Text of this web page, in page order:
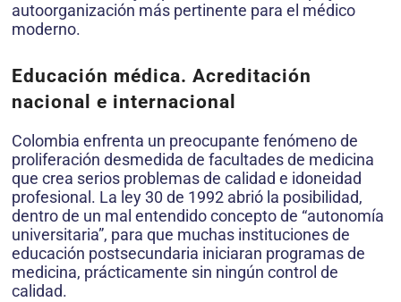
autoorganización más pertinente para el médico
moderno.
Educación médica. Acreditación
nacional e internacional
Colombia enfrenta un preocupante fenómeno de
proliferación desmedida de facultades de medicina
que crea serios problemas de calidad e idoneidad
profesional. La ley 30 de 1992 abrió la posibilidad,
dentro de un mal entendido concepto de “autonomía
universitaria”, para que muchas instituciones de
educación postsecundaria iniciaran programas de
medicina, prácticamente sin ningún control de
calidad.